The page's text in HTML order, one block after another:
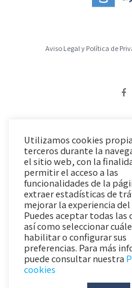
Aviso Legal y Política de
Utilizamos cookies
terceros durante la
el sitio web, con la
permitir el acceso a las
funcionalidades de la
extraer estadísticas de
mejorar la experiencia del
Puedes aceptar todas las
así como seleccionar
habilitar o configurar sus
preferencias. Para más
puede consultar nuestra
cookies